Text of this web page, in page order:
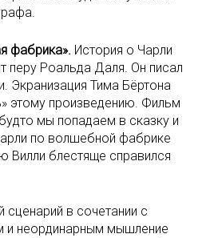
фабрика». История о Чарли
перу Роальда Даля. Он писал
Экранизация Тима Бёртона
этому произведению. Фильм
мы попадаем в сказку и
по волшебной фабрике
Вилли блестяще справился
в сочетании с
и неординарным мышление